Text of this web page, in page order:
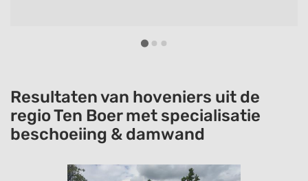
Resultaten van hoveniers uit de
regio Ten Boer met specialisatie
beschoeiing & damwand